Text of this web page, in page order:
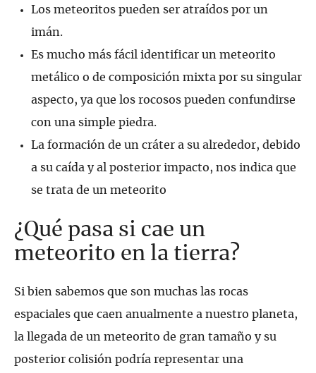
Los meteoritos pueden ser atraídos por un
imán.
Es mucho más fácil identificar un meteorito
metálico o de composición mixta por su singular
aspecto, ya que los rocosos pueden confundirse
con una simple piedra.
La formación de un cráter a su alrededor, debido
a su caída y al posterior impacto, nos indica que
se trata de un meteorito
¿Qué pasa si cae un
meteorito en la tierra?
Si bien sabemos que son muchas las rocas
espaciales que caen anualmente a nuestro planeta,
la llegada de un meteorito de gran tamaño y su
posterior colisión podría representar una